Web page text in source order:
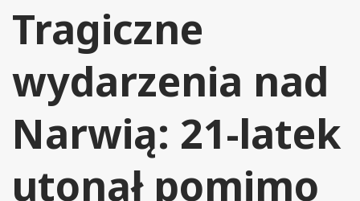
Tragiczne
wydarzenia nad
Narwią: 21-latek
utonął pomimo